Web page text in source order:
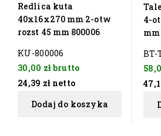
Redlica kuta
40x16x270 mm 2-otw
rozst 45 mm 800006
KU-800006
30,00 złbrutto
24,39 zł netto
Dodaj do koszyka
4-
mm
BT-